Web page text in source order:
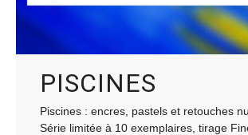
PISCINES
Piscines : encres, pastels et retouches
Série limitée à 10 exemplaires, tirage